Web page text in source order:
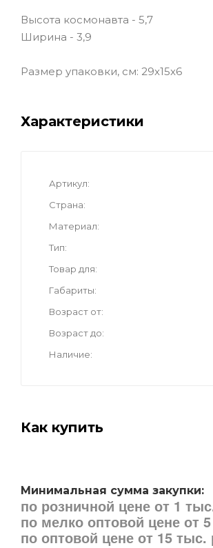
Высота космонавта - 5,7
Ширина - 3,9
Размер упаковки, см: 29x15x6
Характеристики
Артикул
Страна
Материал
Тип
Товар для
Габариты
Возраст от
Возраст до
Наличие
Как купить
Минимальная сумма закупки:
по розничной цене от 1
по мелко оптовой цене от
по оптовой цене от 15